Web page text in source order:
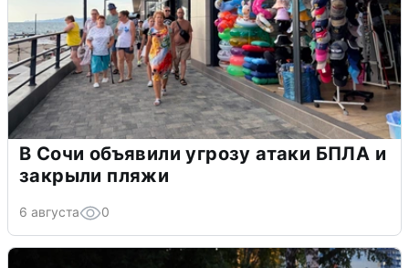
В Сочи объявили угрозу атаки БПЛА и
закрыли пляжи
6 августа 0